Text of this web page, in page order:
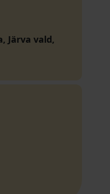
Järva vald,